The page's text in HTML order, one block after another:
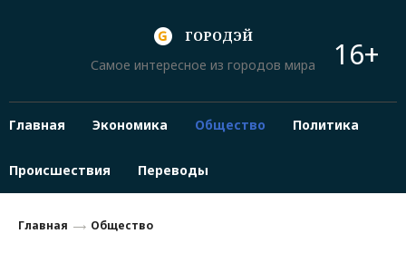
ГОРОДЭЙ
Самое интересное из городов мира
16+
Главная Экономика Общество Политика
Происшествия Переводы
Главная Общество